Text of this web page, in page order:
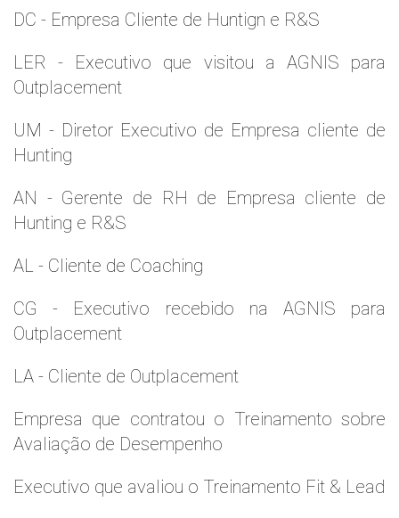
DC - Empresa Cliente de Huntign e R&S
LER - Executivo que visitou a AGNIS para
Outplacement
UM - Diretor Executivo de Empresa cliente de
Hunting
AN - Gerente de RH de Empresa cliente de
Hunting e R&S
AL - Cliente de Coaching
CG - Executivo recebido na AGNIS para
Outplacement
LA - Cliente de Outplacement
Empresa que contratou o Treinamento sobre
Avaliação de Desempenho
Executivo que avaliou o Treinamento Fit & Lead